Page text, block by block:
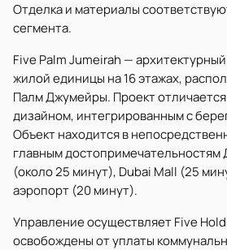
Отделка и материалы
сегмента.
Five Palm Jumeirah —
жилой единицы на 16 этажах,
Палм Джумейры. Проект
дизайном, интегрированным с
Объект находится в
главным достопримечательностям
(около 25 минут), Dubai Mall (25
аэропорт (20 минут).
Управление осуществляет Five
освобождены от уплаты